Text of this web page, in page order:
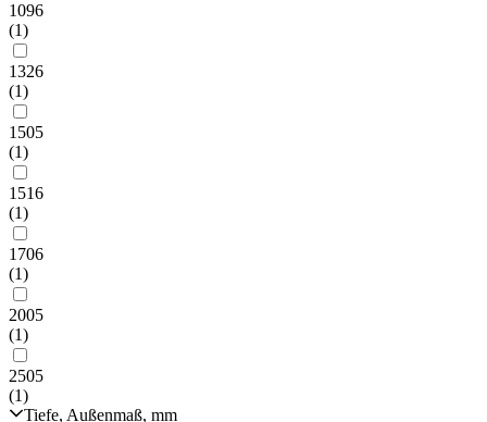
1096
(1)
1326
(1)
1505
(1)
1516
(1)
1706
(1)
2005
(1)
2505
(1)
Tiefe, Außenmaß, mm